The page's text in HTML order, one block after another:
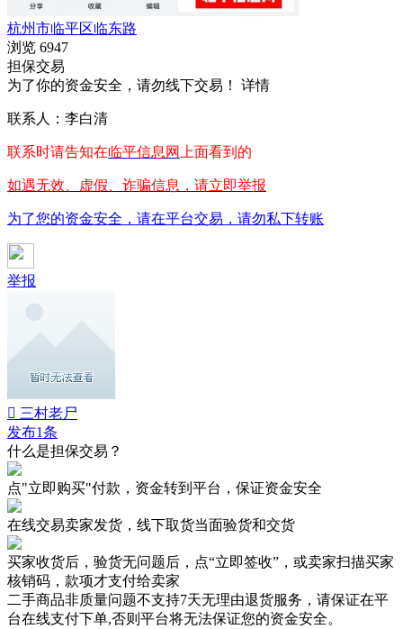
杭州市临平区临东路
浏览 6947
担保交易
为了你的资金安全，请勿线下交易！
详情
联系人：李白清
联系时请告知在临平信息网 上面看到的
如遇无效、虚假、诈骗信息，请立即举报
为了您的资金安全，请在平台交易，请勿私下转账
举报
 三村老尸
发布1条
什么是担保交易？
点"立即购买"付款，资金转到平台，保证资金安全
在线交易卖家发货，线下取货当面验货和交货
买家收货后，验货无问题后，点“立即签收”，或卖家扫描买家
核销码，款项才支付给卖家
二手商品非质量问题不支持7天无理由退货服务，请保证在平
台在线支付下单,否则平台将无法保证您的资金安全。